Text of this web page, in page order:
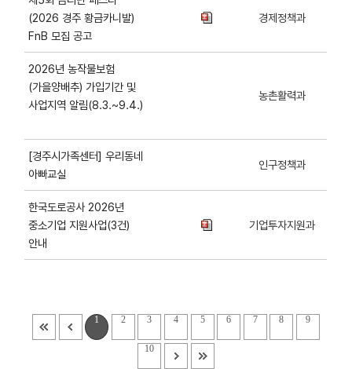
(2026 경주 황금카니발)
FnB 모집 공고
경제정책과
2026년 농작물보험
(가을양배추) 가입기간 및
사업지역 알림(8.3.~9.4.)
농촌활력과
[경주시가족센터] 우리동네
아빠교실
인구정책과
한국도로공사 2026년
중소기업 지원사업(3건)
안내
기업투자지원과
1 2 3 4 5 6 7 8 9
10